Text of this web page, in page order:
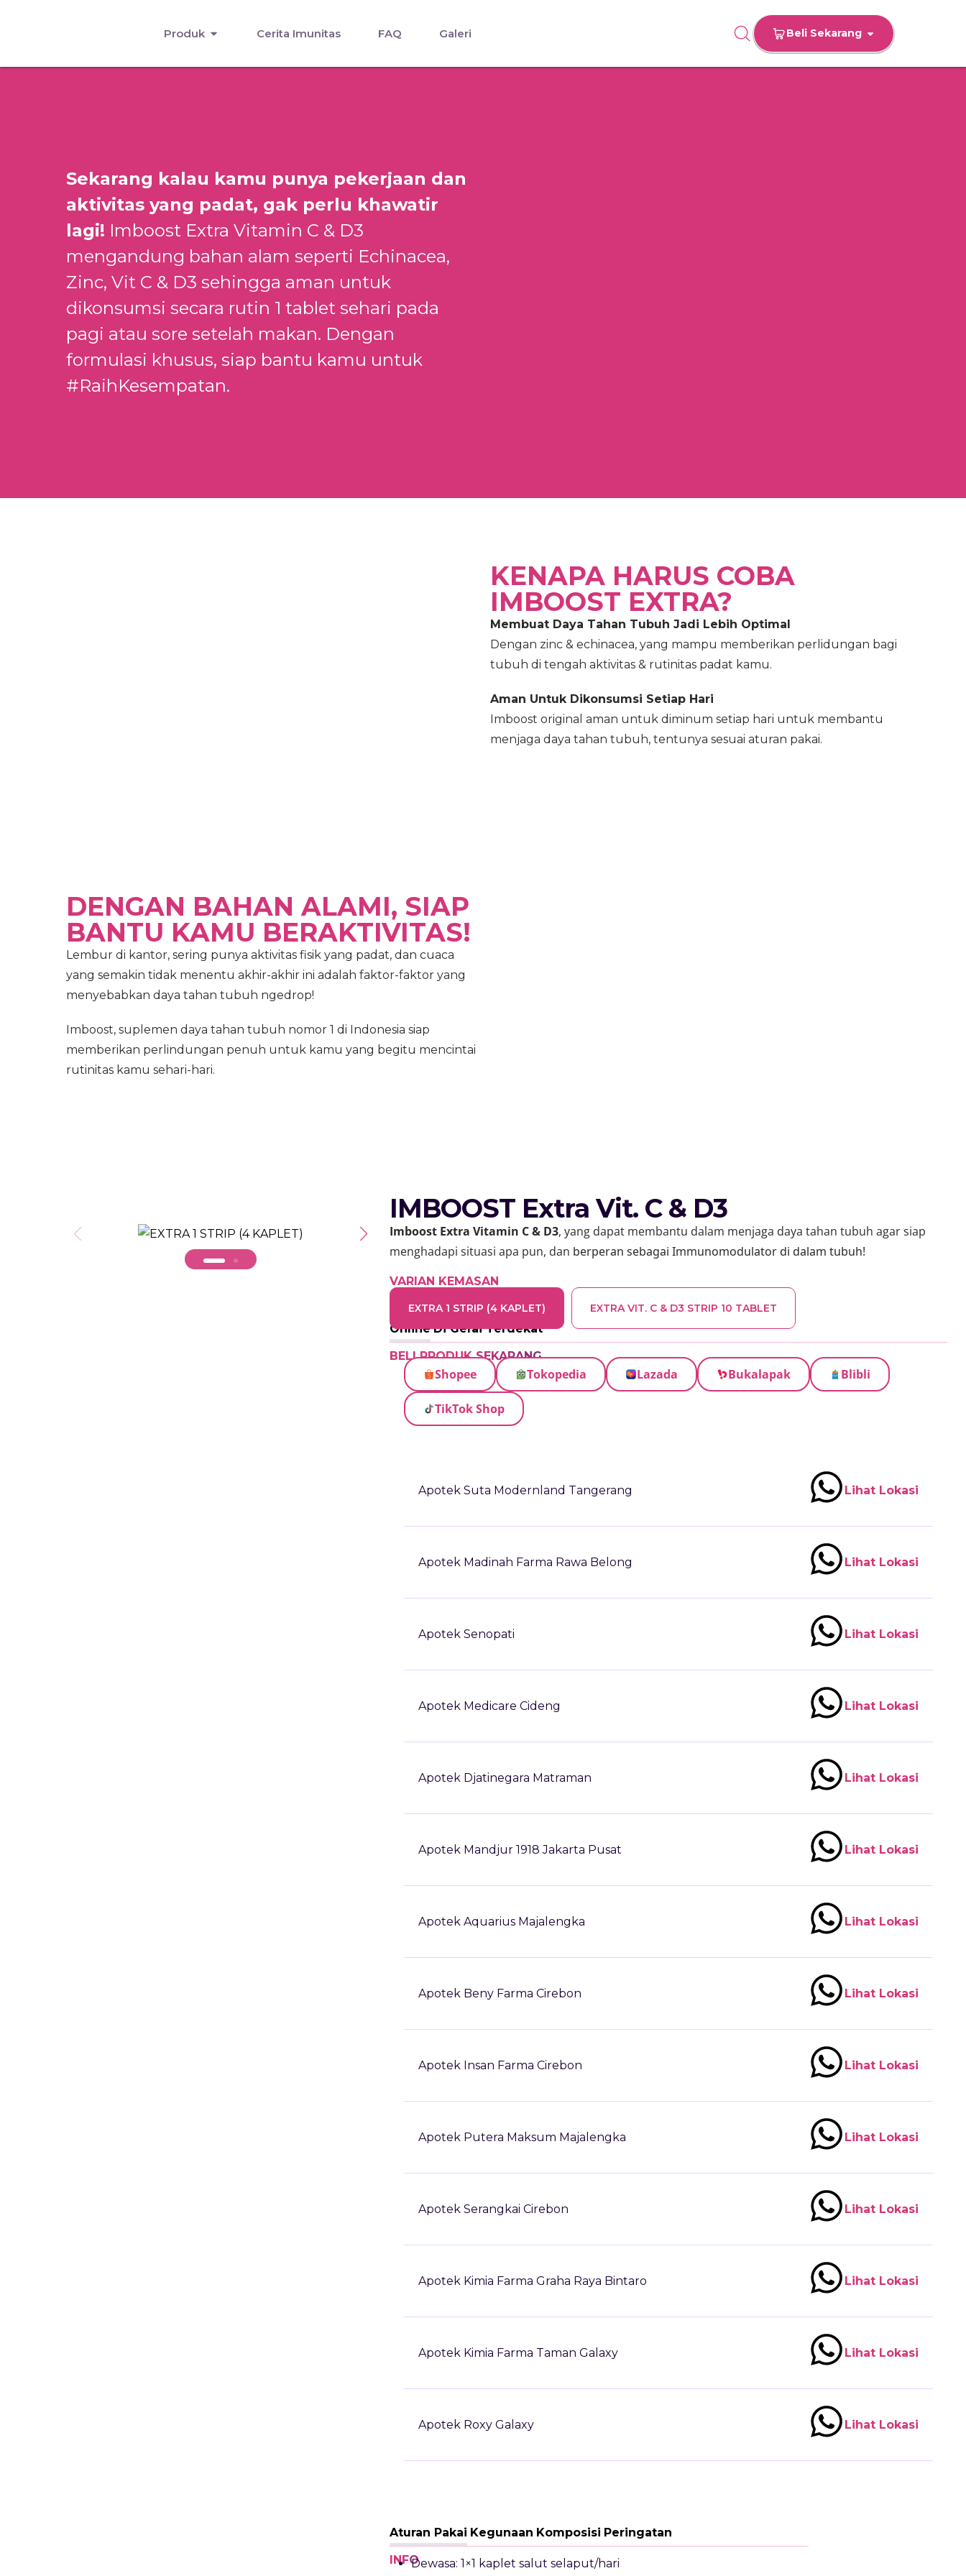
Produk Cerita Imunitas FAQ Galeri Beli Sekarang
Sekarang kalau kamu punya pekerjaan dan
aktivitas yang padat, gak perlu khawatir
lagi! Imboost Extra Vitamin C & D3
mengandung bahan alam seperti Echinacea,
Zinc, Vit C & D3 sehingga aman untuk
dikonsumsi secara rutin 1 tablet sehari pada
pagi atau sore setelah makan. Dengan
formulasi khusus, siap bantu kamu untuk
#RaihKesempatan.
KENAPA HARUS COBA
IMBOOST EXTRA?
Membuat Daya Tahan Tubuh Jadi Lebih Optimal
Dengan zinc & echinacea, yang mampu memberikan perlidungan bagi
tubuh di tengah aktivitas & rutinitas padat kamu.
Aman Untuk Dikonsumsi Setiap Hari
Imboost original aman untuk diminum setiap hari untuk membantu
menjaga daya tahan tubuh, tentunya sesuai aturan pakai.
DENGAN BAHAN ALAMI, SIAP
BANTU KAMU BERAKTIVITAS!
Lembur di kantor, sering punya aktivitas fisik yang padat, dan cuaca
yang semakin tidak menentu akhir-akhir ini adalah faktor-faktor yang
menyebabkan daya tahan tubuh ngedrop!
Imboost, suplemen daya tahan tubuh nomor 1 di Indonesia siap
memberikan perlindungan penuh untuk kamu yang begitu mencintai
rutinitas kamu sehari-hari.
IMBOOST Extra Vit. C & D3
Imboost Extra Vitamin C & D3, yang dapat membantu dalam menjaga daya tahan tubuh agar siap
menghadapi situasi apa pun, dan berperan sebagai Immunomodulator di dalam tubuh!
VARIAN KEMASAN
EXTRA 1 STRIP (4 KAPLET) EXTRA VIT. C & D3 STRIP 10 TABLET
BELI PRODUK SEKARANG
Online Di Gerai Terdekat
Shopee Tokopedia Lazada Bukalapak Blibli
TikTok Shop
Apotek Suta Modernland Tangerang Lihat Lokasi
Apotek Madinah Farma Rawa Belong Lihat Lokasi
Apotek Senopati Lihat Lokasi
Apotek Medicare Cideng Lihat Lokasi
Apotek Djatinegara Matraman Lihat Lokasi
Apotek Mandjur 1918 Jakarta Pusat Lihat Lokasi
Apotek Aquarius Majalengka Lihat Lokasi
Apotek Beny Farma Cirebon Lihat Lokasi
Apotek Insan Farma Cirebon Lihat Lokasi
Apotek Putera Maksum Majalengka Lihat Lokasi
Apotek Serangkai Cirebon Lihat Lokasi
Apotek Kimia Farma Graha Raya Bintaro Lihat Lokasi
Apotek Kimia Farma Taman Galaxy Lihat Lokasi
Apotek Roxy Galaxy Lihat Lokasi
INFO
Aturan Pakai Kegunaan Komposisi Peringatan
Dewasa: 1×1 kaplet salut selaput/hari